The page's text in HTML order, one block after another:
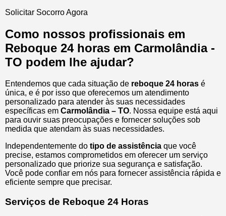
Solicitar Socorro Agora
Como nossos profissionais em
Reboque 24 horas em Carmolândia -
TO podem lhe ajudar?
Entendemos que cada situação de reboque 24 horas é
única, e é por isso que oferecemos um atendimento
personalizado para atender às suas necessidades
específicas em Carmolândia – TO. Nossa equipe está aqui
para ouvir suas preocupações e fornecer soluções sob
medida que atendam às suas necessidades.
Independentemente do tipo de assistência que você
precise, estamos comprometidos em oferecer um serviço
personalizado que priorize sua segurança e satisfação.
Você pode confiar em nós para fornecer assistência rápida e
eficiente sempre que precisar.
Serviços de Reboque 24 Horas